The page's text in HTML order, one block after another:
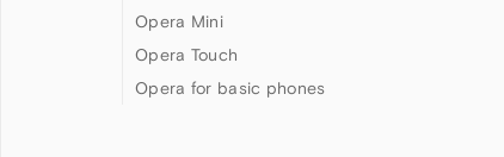
Opera Mini
Opera Touch
Opera for basic phones